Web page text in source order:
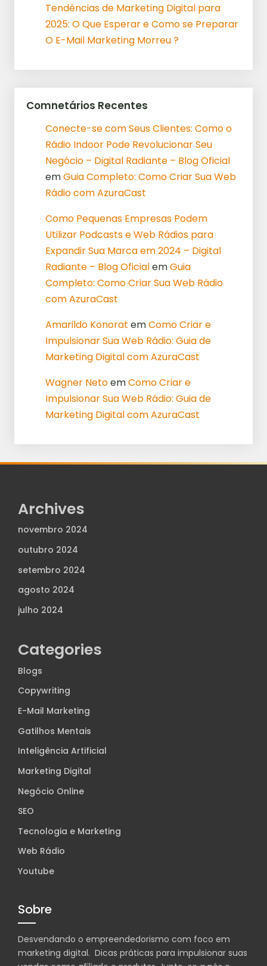
Tendências de Marketing Digital para
2025: O Que Esperar e Como se Preparar
O E-Mail Marketing Morreu ?
Comnetários Recentes
Conecte-se com Seus Clientes: Como o
Rádio Indoor Pode Revolucionar Seu
Negócio – Digital Radiante – Blog Oficial
emGuia Completo: Como Criar Sua Web
Rádio com AzuraCast
Como Pequenas Empresas Podem
Utilizar Podcasts e Web Rádios para
Expandir Sua Marca em 2024 – Digital
Radiante – Blog OficialemGuia
Completo: Como Criar Sua Web Rádio
com AzuraCast
Amarildo Konorat emComo Criar e
Impulsionar Sua Web Rádio: Guia de
Marketing Digital com AzuraCast
Wagner NetoemComo Criar e
Impulsionar Sua Web Rádio: Guia de
Marketing Digital com AzuraCast
Archives
novembro 2024
outubro 2024
setembro 2024
agosto 2024
julho 2024
Categories
Blogs
Copywriting
E-Mail Marketing
Gatilhos Mentais
Inteligência Artificial
Marketing Digital
Negócio Online
SEO
Tecnologia e Marketing
Web Rádio
Youtube
Sobre
Desvendando o empreendedorismo com foco em
marketing digital. Dicas práticas para impulsionar suas